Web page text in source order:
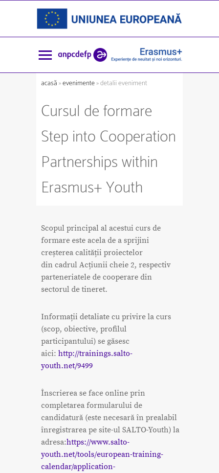
acasă»evenimente» detalii eveniment
Cursul de formare
Step into Cooperation
Partnerships within
Erasmus+ Youth
Scopul principal al acestui curs de
formare este acela de a sprijini
creșterea calității proiectelor
din cadrul Acțiunii cheie 2, respectiv
parteneriatele de cooperare din
sectorul de tineret.
Informații detaliate cu privire la curs
(scop, obiective, profilul
participantului) se găsesc
aici: http://trainings.salto-
youth.net/9499
Înscrierea se face online prin
completarea formularului de
candidatură (este necesară în prealabil
înregistrarea pe site-ul SALTO-Youth) la
adresa:https://www.salto-
youth.net/tools/european-training-
calendar/application-